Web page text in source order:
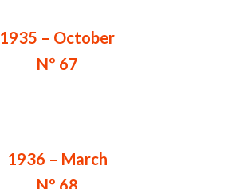
1935 – October
Nº 67
1936 – March